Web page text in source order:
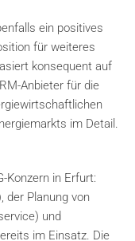
ein positives
für weiteres
konsequent auf
Anbieter für die
im Detail.
Konzern in Erfurt:
der Planung von
und
im Einsatz. Die